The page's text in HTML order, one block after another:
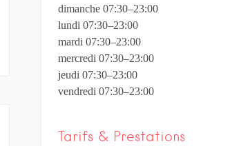
dimanche 07:30–23:00
lundi 07:30–23:00
mardi 07:30–23:00
mercredi 07:30–23:00
jeudi 07:30–23:00
vendredi 07:30–23:00
Tarifs & Prestations